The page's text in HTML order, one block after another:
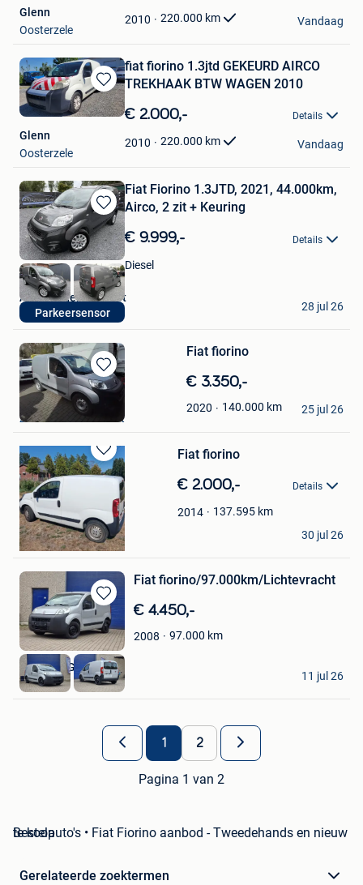
Favorieten
2010 220.000 km
Glenn
Oosterzele
Vandaag
Bewaren
in
Favorieten
fiat fiorino 1.3jtd GEKEURD AIRCO
TREKHAAK BTW WAGEN 2010
€ 2.000,- Details
2010 220.000 km
Glenn
Oosterzele
Vandaag
Bewaren
in
Mijn
Favorieten
Parkeersensor
Fiat Fiorino 1.3JTD, 2021, 44.000km,
Airco, 2 zit + Keuring
€ 9.999,- Details
Diesel
Autohandel Reinaert
Waasmunster
28 jul 26
Bewaren
in
Mijn
Favorieten
Fiat fiorino
€ 3.350,-
2020 140.000 km
Hendrickx
Zoersel & Deel Brecht
25 jul 26
Bewaren
in
Favorieten
Fiat fiorino
€ 2.000,- Details
2014 137.595 km
Noa
Balen
30 jul 26
Bewaren
in
Mijn
Favorieten
Fiat fiorino/97.000km/Lichtevracht
€ 4.450,-
2008 97.000 km
DriveLux Genk
Genk
11 jul 26
1 2
Pagina 1 van 2
Bestelauto's • Fiat Fiorino aanbod - Tweedehands en nieuw te koop
Gerelateerde zoektermen